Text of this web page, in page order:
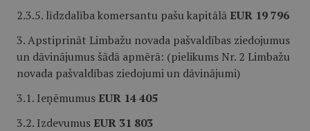
2.3.5. līdzdalība komersantu pašu kapitālā EUR 19 796
3. Apstiprināt Limbažu novada pašvaldības ziedojumus
un dāvinājumus šādā apmērā: (pielikums Nr. 2 Limbažu
novada pašvaldības ziedojumi un dāvinājumi)
3.1. Ieņēmumus EUR 14 405
3.2. Izdevumus EUR 31 803